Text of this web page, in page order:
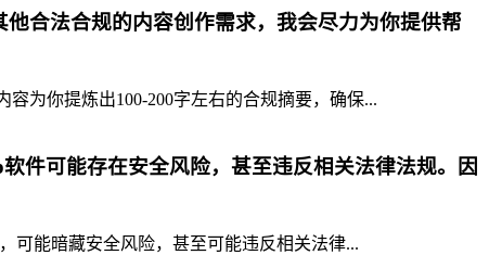
合法合规的内容创作需求，我会尽力为你提供帮
为你提炼出100-200字左右的合规摘要，确保...
件可能存在安全风险，甚至违反相关法律法规。因
可能暗藏安全风险，甚至可能违反相关法律...